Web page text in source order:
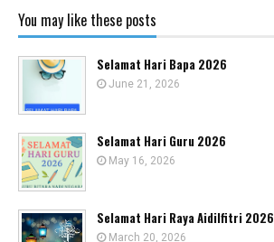
You may like these posts
Selamat Hari Bapa 2026
June 21, 2026
Selamat Hari Guru 2026
May 16, 2026
Selamat Hari Raya Aidilfitri 2026
March 20, 2026